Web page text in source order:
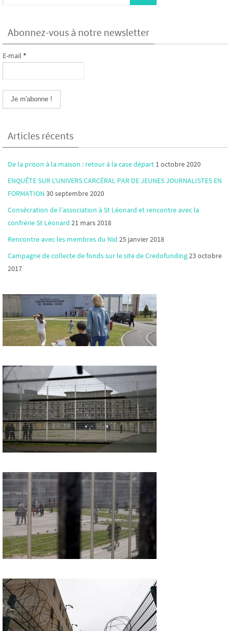
Abonnez-vous à notre newsletter
E-mail *
Articles récents
De la prison à la maison : retour à la case départ 1 octobre 2020
ENQUÊTE SUR L’UNIVERS CARCÉRAL PAR DE JEUNES JOURNALISTES EN
FORMATION 30 septembre 2020
Consécration de l’association à St Léonard et rencontre avec la
confrérie St Léonard 21 mars 2018
Rencontre avec les membres du Nid 25 janvier 2018
Campagne de collecte de fonds sur le site de Credofunding23 octobre
2017